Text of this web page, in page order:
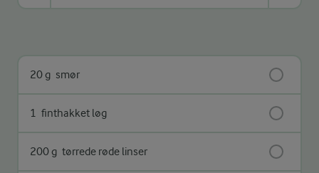
20 g smør
1 finthakket løg
200 g tørrede røde linser